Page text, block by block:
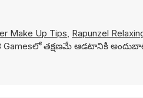
Make Up Tips, Rapunzel
Gamesలో తక్షణమే ఆడటానికి